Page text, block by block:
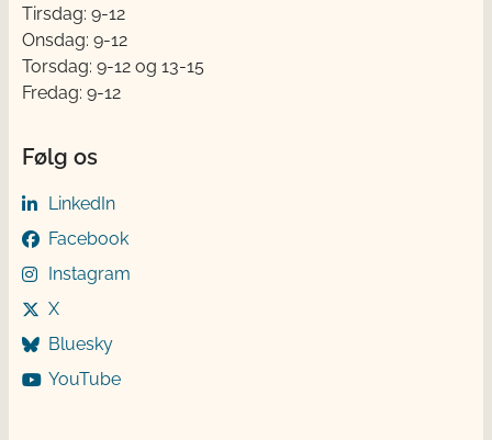
Tirsdag: 9-12
Onsdag: 9-12
Torsdag: 9-12 og 13-15
Fredag: 9-12
Følg os
LinkedIn
Facebook
Instagram
X
Bluesky
YouTube